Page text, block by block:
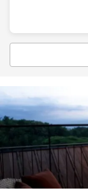
＜朝食付＞旅の
朝食付き 現地決済
ポイントアップ